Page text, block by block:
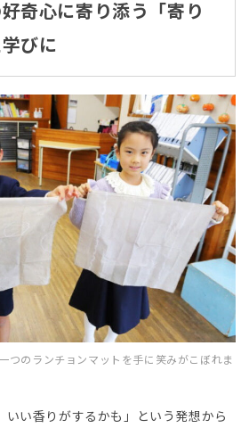
奇心に寄り添う「寄り
びに
つのランチョンマットを手に笑みがこぼれま
いい香りがするかも」という発想から